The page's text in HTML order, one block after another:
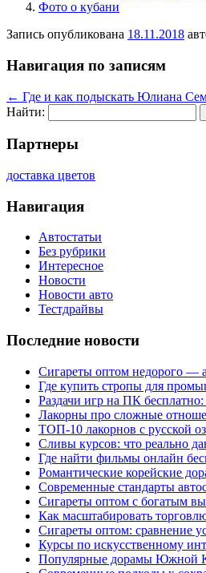
Фото о кубани
Запись опубликована 18.11.2018
Навигация по записям
← Где и как подыскать Юлиана
Найти:
Партнеры
доставка цветов
Навигация
Автостатьи
Без рубрики
Интересное
Новости
Новости авто
Тестдрайвы
Последние новости
Сигареты оптом недорого —
Где купить стропы для
Раздачи игр на ПК
Лакорны про сложные
ТОП-10 лакорнов с русской
Сливы курсов: что реально
Где найти фильмы онлайн
Романтические корейские
Современные стандарты
Сигареты оптом с богатым
Как масштабировать
Сигареты оптом: сравнение
Курсы по искусственному
Популярные дорамы Южной